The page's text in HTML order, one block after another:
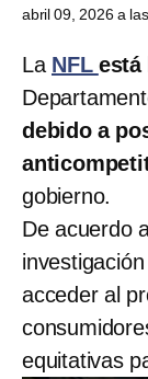
abril 09, 2026 a
La NFL está
debido a
gobierno.
De acuerdo
acceder al
equitativas